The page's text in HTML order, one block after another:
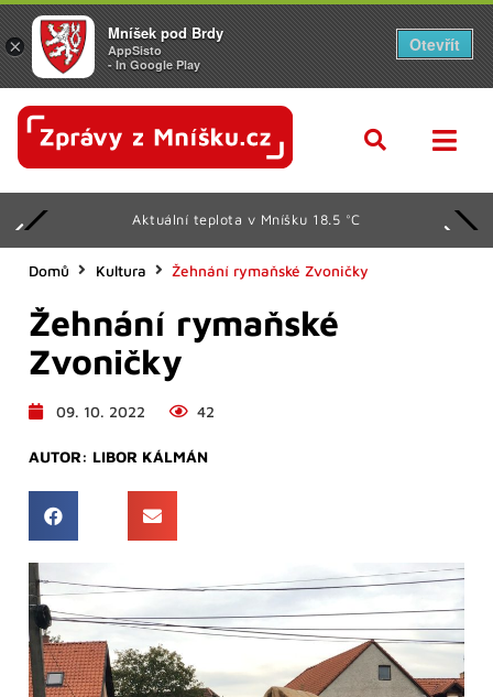
Aktuální teplota v Mníšku 18.5 °C
Domů Kultura Žehnání rymaňské Zvoničky
Žehnání rymaňské
Zvoničky
09. 10. 2022 42
AUTOR: LIBOR KÁLMÁN
×
Mníšek pod Brdy
AppSisto
- In Google Play
Otevřít